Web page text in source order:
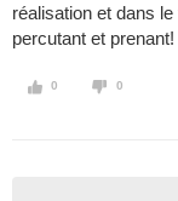
réalisation et dans
percutant et
0 0